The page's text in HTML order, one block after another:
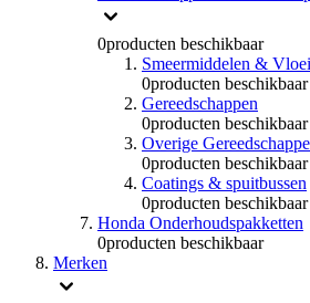
0producten beschikbaar
Smeermiddelen &
0producten beschikbaar
Gereedschappen
0producten beschikbaar
Overige
0producten beschikbaar
Coatings & spuitbussen
0producten beschikbaar
Honda Onderhoudspakketten
0producten beschikbaar
Merken